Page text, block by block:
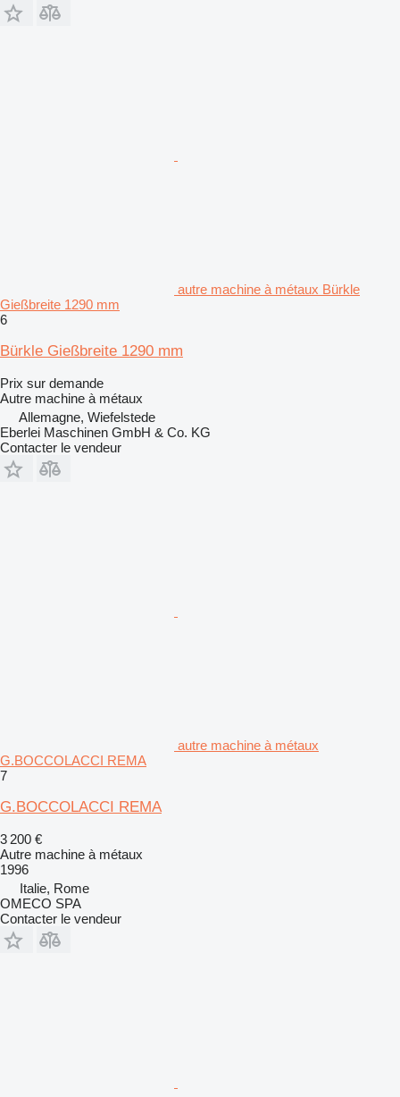
autre machine à métaux Bürkle
Gießbreite 1290 mm
6
Bürkle Gießbreite 1290 mm
Prix sur demande
Autre machine à métaux
Allemagne, Wiefelstede
Eberlei Maschinen GmbH & Co. KG
Contacter le vendeur
autre machine à métaux
G.BOCCOLACCI REMA
7
G.BOCCOLACCI REMA
3 200 €
Autre machine à métaux
1996
Italie, Rome
OMECO SPA
Contacter le vendeur